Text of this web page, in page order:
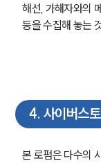
해선, 가해자와의
등을 수집해 놓는
4. 사이버스
본 로펌은 다수의